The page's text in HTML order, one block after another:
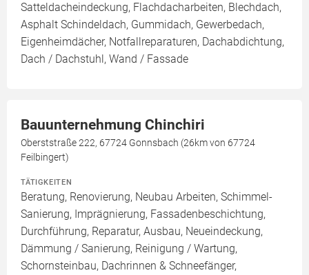
Satteldacheindeckung, Flachdacharbeiten, Blechdach,
Asphalt Schindeldach, Gummidach, Gewerbedach,
Eigenheimdächer, Notfallreparaturen, Dachabdichtung,
Dach / Dachstuhl, Wand / Fassade
Bauunternehmung Chinchiri
Oberststraße 222, 67724 Gonnsbach (26km von 67724
Feilbingert)
TÄTIGKEITEN
Beratung, Renovierung, Neubau Arbeiten, Schimmel-
Sanierung, Imprägnierung, Fassadenbeschichtung,
Durchführung, Reparatur, Ausbau, Neueindeckung,
Dämmung / Sanierung, Reinigung / Wartung,
Schornsteinbau, Dachrinnen & Schneefänger,